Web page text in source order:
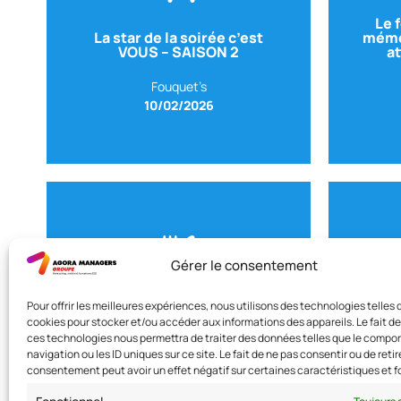
Gérer le consentement
Pour offrir les meilleures expériences, nous utilisons des technologies telles
cookies pour stocker et/ou accéder aux informations des appareils. Le fait
ces technologies nous permettra de traiter des données telles que le
navigation ou les ID uniques sur ce site. Le fait de ne pas consentir ou de
consentement peut avoir un effet négatif sur certaines caractéristiques et
La star de la soirée c’est
VOUS – SAISON 2
Fouquet’s
10/02/2026
Le
La liberté d’expression à
l’heure des réseaux sociaux.
La Maison de la Recherche
08/10/2025
Avec Mykaia TRAMONI-
CAPARROS
CARTOONING FOR PEACE–